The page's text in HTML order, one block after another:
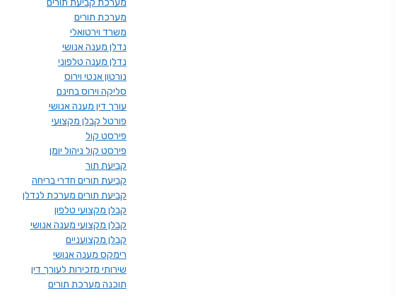
מערכת קביעת תורים
מערכת תורים
משרד וירטואלי
נדלן מענה אנושי
נדלן מענה טלפוני
נורטון אנטי וירוס
סליקה וירוס בחינם
עורך דין מענה אנושי
פורטל קבלן מקצועי
פירסט קול
פירסט קול ניהול יומן
קביעת תור
קביעת תורים חדרי בריחה
קביעת תורים מערכת לנדלן
קבלן מקצועי טלפון
קבלן מקצועי מענה אנושי
קבלן מקצועניים
רימקס מענה אנושי
שירותי מזכירות לעורך דין
תוכנה מערכת תורים